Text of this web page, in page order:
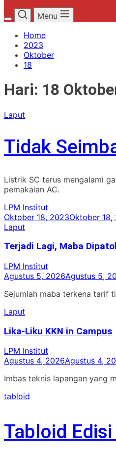
Menu
Home
2023
Oktober
18
Hari: 18
Laput
Tidak
Listrik SC terus mengalami
pemakaian AC.
LPM Institut
Oktober 18, 2023Oktober 18,
Laput
Terjadi Lagi, Maba
LPM Institut
Agustus 5, 2026Agustus 5,
Sejumlah maba terkena tarif
Laput
Lika-Liku KKN in Campus
LPM Institut
Agustus 4, 2026Agustus 4,
Imbas teknis lapangan yang
tabloid
Tabloid